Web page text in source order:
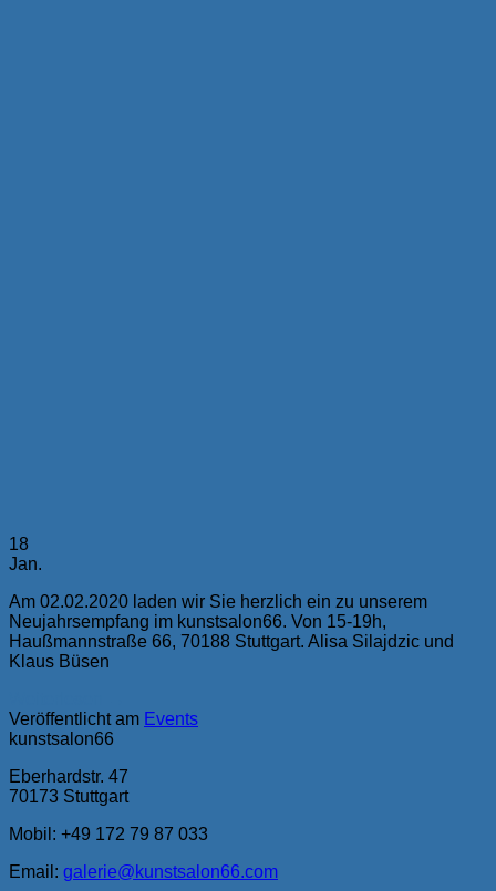
18
Jan.
Am 02.02.2020 laden wir Sie herzlich ein zu unserem
Neujahrsempfang im kunstsalon66. Von 15-19h,
Haußmannstraße 66, 70188 Stuttgart. Alisa Silajdzic und
Klaus Büsen
Veröffentlicht am Events
kunstsalon66
Eberhardstr. 47
70173 Stuttgart
Mobil: +49 172 79 87 033
Email: galerie@kunstsalon66.com